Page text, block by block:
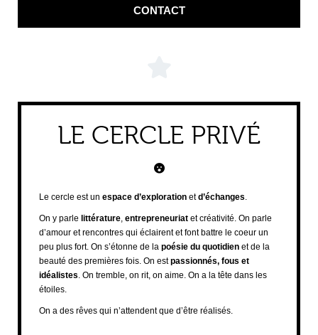
CONTACT
LE CERCLE PRIVÉ
Le cercle est un espace d’exploration etd’échanges.
On y parle littérature, entrepreneuriat et créativité. On parle
d’amour et rencontres qui éclairent et font battre le coeur un
peu plus fort. On s’étonne de la poésie du quotidien et de la
beauté des premières fois. On estpassionnés, fous et
idéalistes. On tremble, on rit, on aime. On a la tête dans les
étoiles.
On a des rêves qui n’attendent que d’être réalisés.